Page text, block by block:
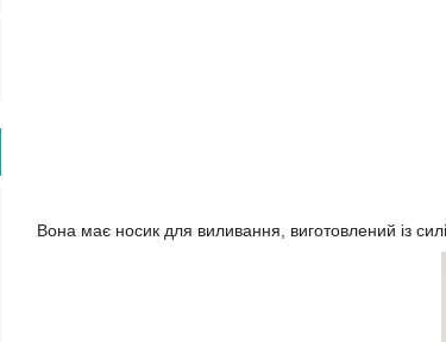
Вона має носик для виливання, виготовлений із